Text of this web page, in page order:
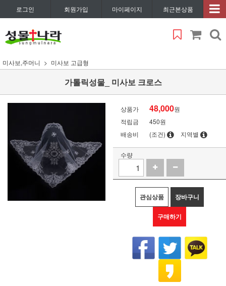
로그인 회원가입 마이페이지 최근본상품
미사보,주머니 미사보 고급형
가톨릭성물_ 미사보 크로스
상품가 48,000원
적립금
450원
배송비
(조건) 지역별
수량
관심상품 장바구니
구매하기